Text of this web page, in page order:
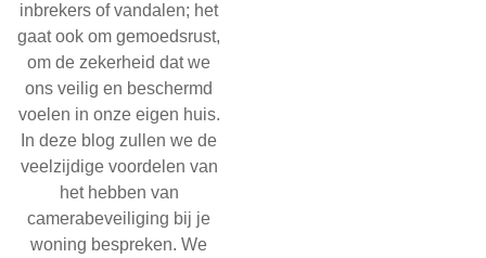
inbrekers of vandalen; het
gaat ook om gemoedsrust,
om de zekerheid dat we
ons veilig en beschermd
voelen in onze eigen huis.
In deze blog zullen we de
veelzijdige voordelen van
het hebben van
camerabeveiliging bij je
woning bespreken. We